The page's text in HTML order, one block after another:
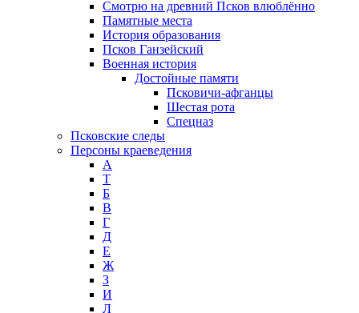
Смотрю на древний Псков влюблённо
Памятные места
История образования
Псков Ганзейский
Военная история
Достойные памяти
Псковичи-афганцы
Шестая рота
Спецназ
Псковские следы
Персоны краеведения
А
T
Б
В
Г
Д
Е
Ж
З
И
Л